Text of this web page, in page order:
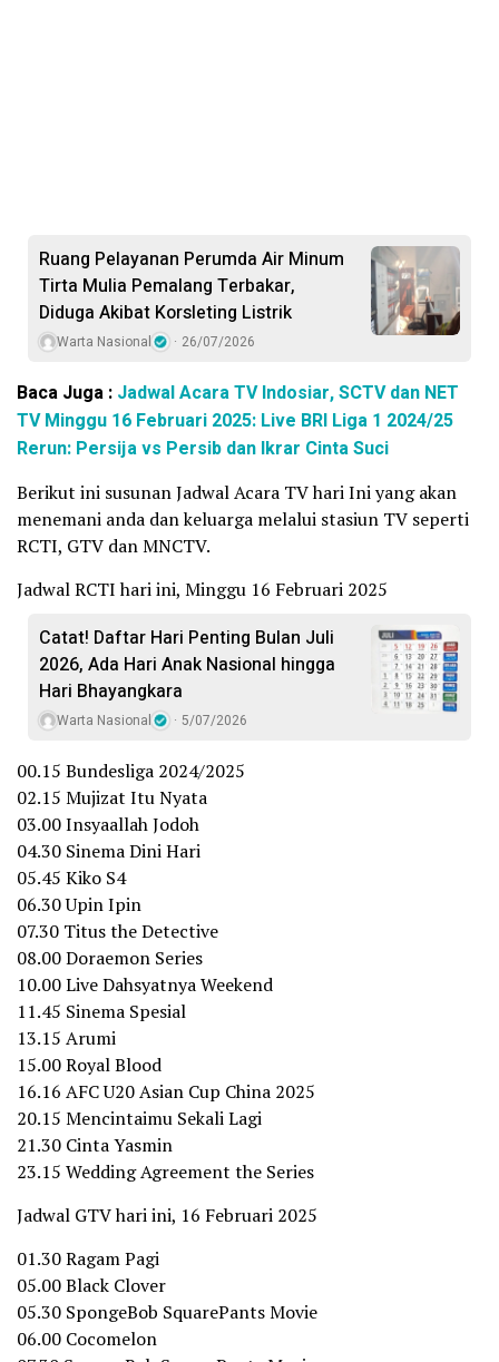
Ruang Pelayanan Perumda Air Minum
Tirta Mulia Pemalang Terbakar,
Diduga Akibat Korsleting Listrik
Warta Nasional 26/07/2026
Baca Juga : Jadwal Acara TV Indosiar, SCTV dan NET
TV Minggu 16 Februari 2025: Live BRI Liga 1 2024/25
Rerun: Persija vs Persib dan Ikrar Cinta Suci
Berikut ini susunan Jadwal Acara TV hari Ini yang akan
menemani anda dan keluarga melalui stasiun TV seperti
RCTI, GTV dan MNCTV.
Jadwal RCTI hari ini, Minggu 16 Februari 2025
Catat! Daftar Hari Penting Bulan Juli
2026, Ada Hari Anak Nasional hingga
Hari Bhayangkara
Warta Nasional 5/07/2026
00.15 Bundesliga 2024/2025
02.15 Mujizat Itu Nyata
03.00 Insyaallah Jodoh
04.30 Sinema Dini Hari
05.45 Kiko S4
06.30 Upin Ipin
07.30 Titus the Detective
08.00 Doraemon Series
10.00 Live Dahsyatnya Weekend
11.45 Sinema Spesial
13.15 Arumi
15.00 Royal Blood
16.16 AFC U20 Asian Cup China 2025
20.15 Mencintaimu Sekali Lagi
21.30 Cinta Yasmin
23.15 Wedding Agreement the Series
Jadwal GTV hari ini, 16 Februari 2025
01.30 Ragam Pagi
05.00 Black Clover
05.30 SpongeBob SquarePants Movie
06.00 Cocomelon